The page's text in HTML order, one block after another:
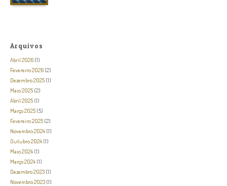
Arquivos
Abril 2026 (1)
Fevereiro 2026 (2)
Dezembro 2025 (1)
Maio 2025 (2)
Abril 2025 (1)
Março 2025 (5)
Fevereiro 2025 (2)
Novembro 2024 (1)
Outubro 2024 (1)
Maio 2024 (1)
Março 2024 (1)
Dezembro 2023 (1)
Novembro 2023 (1)